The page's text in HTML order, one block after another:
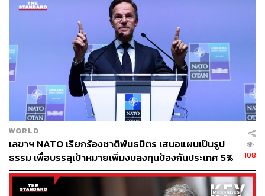
deploy-around-kosovo-town-halls-standoff-with-serb-
protesters-2023-05-29/
TAGS:
Serbia
องค์การสนธิสัญญาป้องกันแอตแลนติกเหนือ (NATO)
151
WORLD
เลขาฯ NATO เรียกร้องชาติพันธมิตร เสนอแผนเป็นรูป
ธรรม เพื่อบรรลุเป้าหมายเพิ่มงบลงทุนป้องกันประเทศ 5%
ของ GDP
108